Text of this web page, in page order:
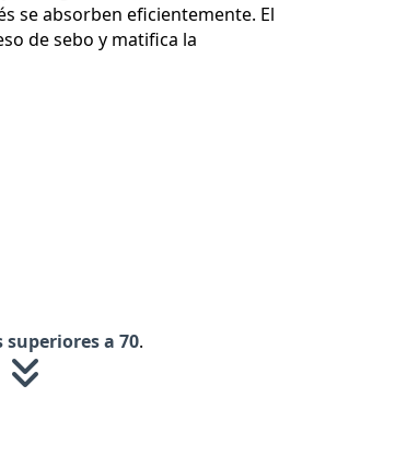
se absorben eficientemente. El
de sebo y matifica la
a 70.